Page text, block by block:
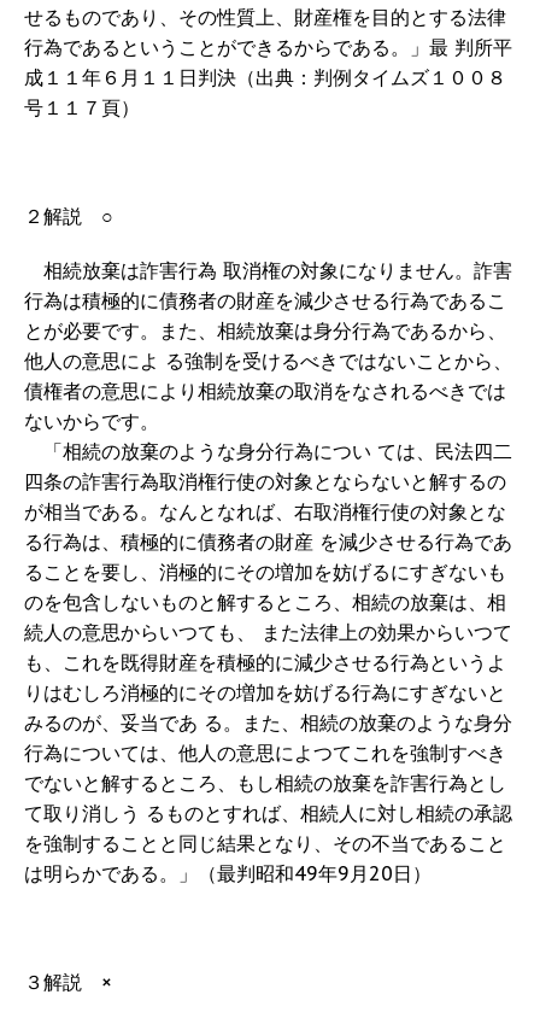
せるものであり、その性質上、財産権を目的とする法律
行為であるということができるからである。」最 判所平
成１１年６月１１日判決（出典：判例タイムズ１００８
号１１７頁）
２解説 ○
相続放棄は詐害行為 取消権の対象になりません。詐害
行為は積極的に債務者の財産を減少させる行為であるこ
とが必要です。また、相続放棄は身分行為であるから、
他人の意思によ る強制を受けるべきではないことから、
債権者の意思により相続放棄の取消をなされるべきでは
ないからです。
「相続の放棄のような身分行為につい ては、民法四二
四条の詐害行為取消権行使の対象とならないと解するの
が相当である。なんとなれば、右取消権行使の対象とな
る行為は、積極的に債務者の財産 を減少させる行為であ
ることを要し、消極的にその増加を妨げるにすぎないも
のを包含しないものと解するところ、相続の放棄は、相
続人の意思からいつても、 また法律上の効果からいつて
も、これを既得財産を積極的に減少させる行為というよ
りはむしろ消極的にその増加を妨げる行為にすぎないと
みるのが、妥当であ る。また、相続の放棄のような身分
行為については、他人の意思によつてこれを強制すべき
でないと解するところ、もし相続の放棄を詐害行為とし
て取り消しう るものとすれば、相続人に対し相続の承認
を強制することと同じ結果となり、その不当であること
は明らかである。」（最判昭和49年9月20日）
３解説 ×